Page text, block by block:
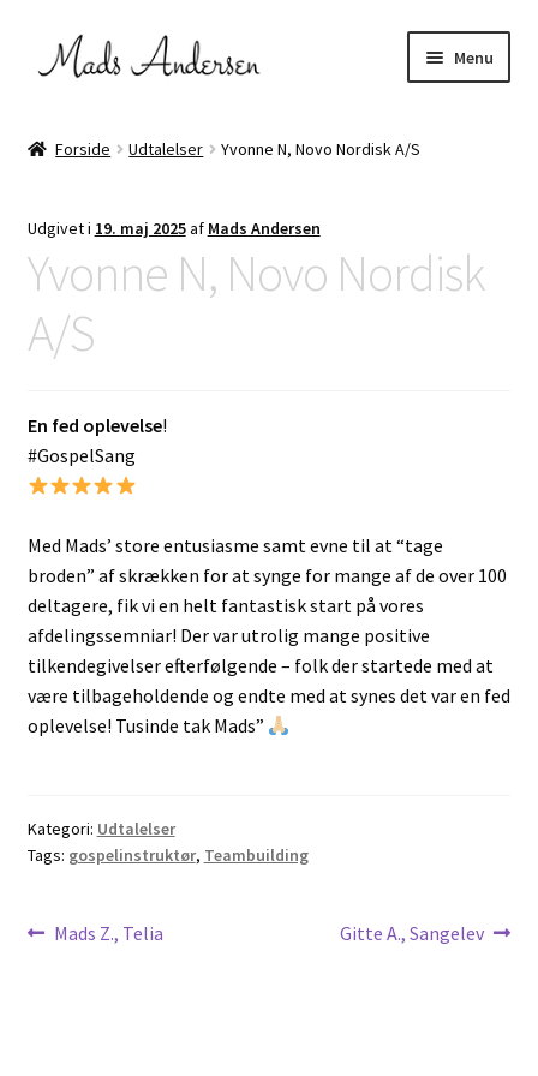
Spring
til
Spring
til
Menu
Projekter
Forside Udtalelser Yvonne N, Novo Nordisk A/S
Udgivet i 19. maj 2025af Mads Andersen
Yvonne N, Novo Nordisk
A/S
En fed oplevelse!
#GospelSang
Med Mads’ store entusiasme samt evne til at “tage
broden” af skrækken for at synge for mange af de over 100
deltagere, fik vi en helt fantastisk start på vores
afdelingssemniar! Der var utrolig mange positive
tilkendegivelser efterfølgende – folk der startede med at
være tilbageholdende og endte med at synes det var en fed
oplevelse! Tusinde tak Mads”
Kategori: Udtalelser
Tags: gospelinstruktør, Teambuilding
Indlægsnavigation
Forrige
Mads Z., Telia
Næste
Gitte A., Sangelev